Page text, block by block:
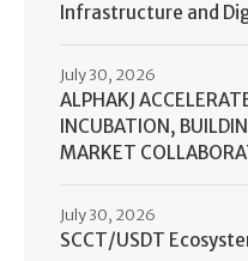
Infrastructure and
ALPHAKJ
INCUBATION,
MARKET
July 30, 2026
SCCT/USDT
July 30, 2026